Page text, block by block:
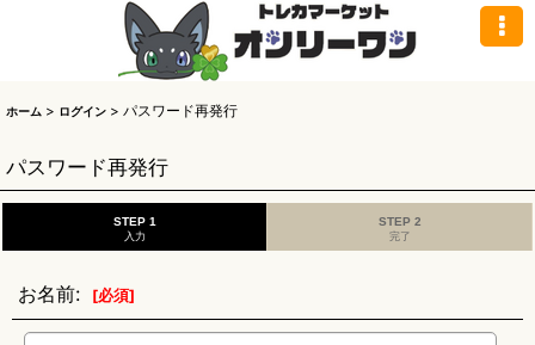
ホーム > ログイン > パスワード再発行
パスワード再発行
STEP 1
入力
STEP 2
完了
お名前: [必須]